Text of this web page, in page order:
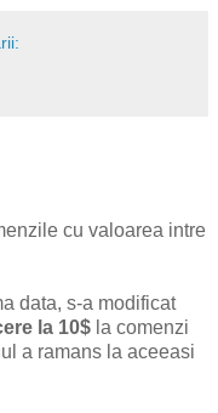
cu valoarea intre
data, s-a modificat
la 10$ la comenzi
a ramans la aceeasi